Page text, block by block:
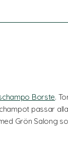
Borste.
passar
Grön Salong